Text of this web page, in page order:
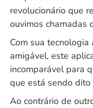
revolucionário que
ouvimos chamadas
Com sua
amigável, este
incomparável para
que está sendo
Ao contrário de